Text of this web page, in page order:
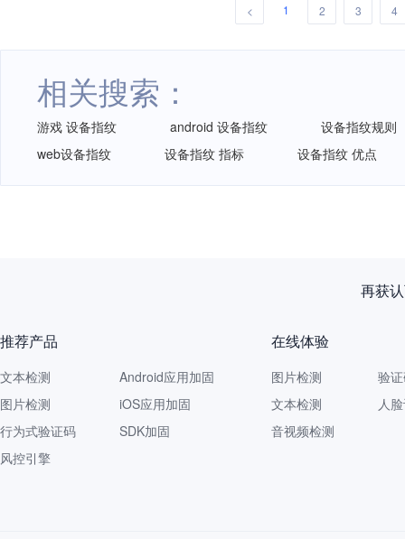
< 1 2 3 4
相关搜索：
游戏 设备指纹 android 设备指纹
设备指纹规则
web设备指纹
设备指纹 指标 设备指纹 优点
再获
推荐产品
文本检测
图片检测
行为式验证码
风控引擎
Android应用加固
iOS应用加固
SDK加固
在线体验
图片检测
文本检测
音视频检测
验
人